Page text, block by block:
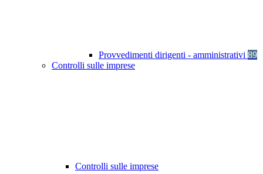
Provvedimenti dirigenti - amministrativi 89
Controlli sulle imprese
Controlli sulle imprese